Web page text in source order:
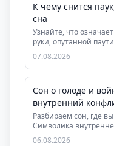
К чему снится
сна
Узнайте, что
руки, опутанной
07.08.2026
Сон о голоде и
внутренний
Разбираем сон, где
Символика
Практическ...
06.08.2026